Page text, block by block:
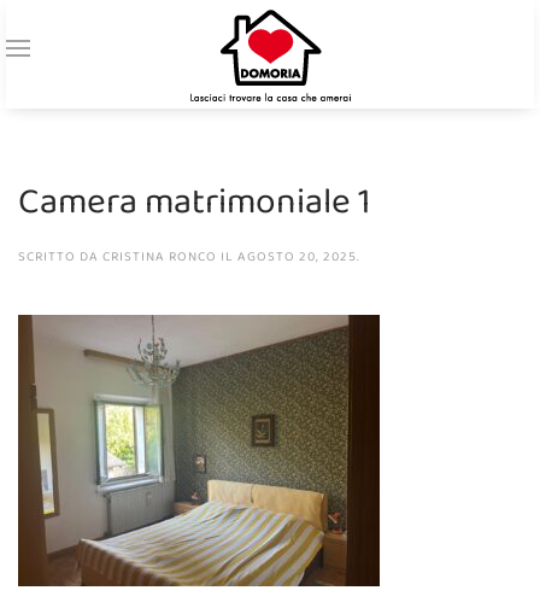
Camera matrimoniale 1
SCRITTO DA CRISTINA RONCO IL AGOSTO 20, 2025.